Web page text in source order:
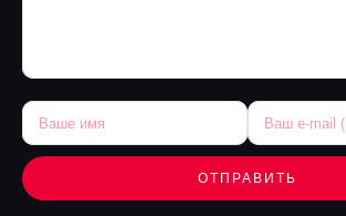
ОТПРАВИТЬ